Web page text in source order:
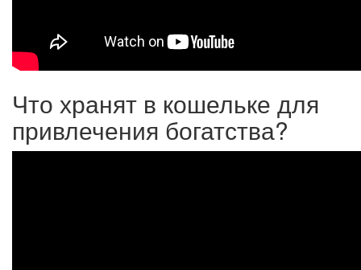
Что хранят в кошельке для
привлечения богатства?